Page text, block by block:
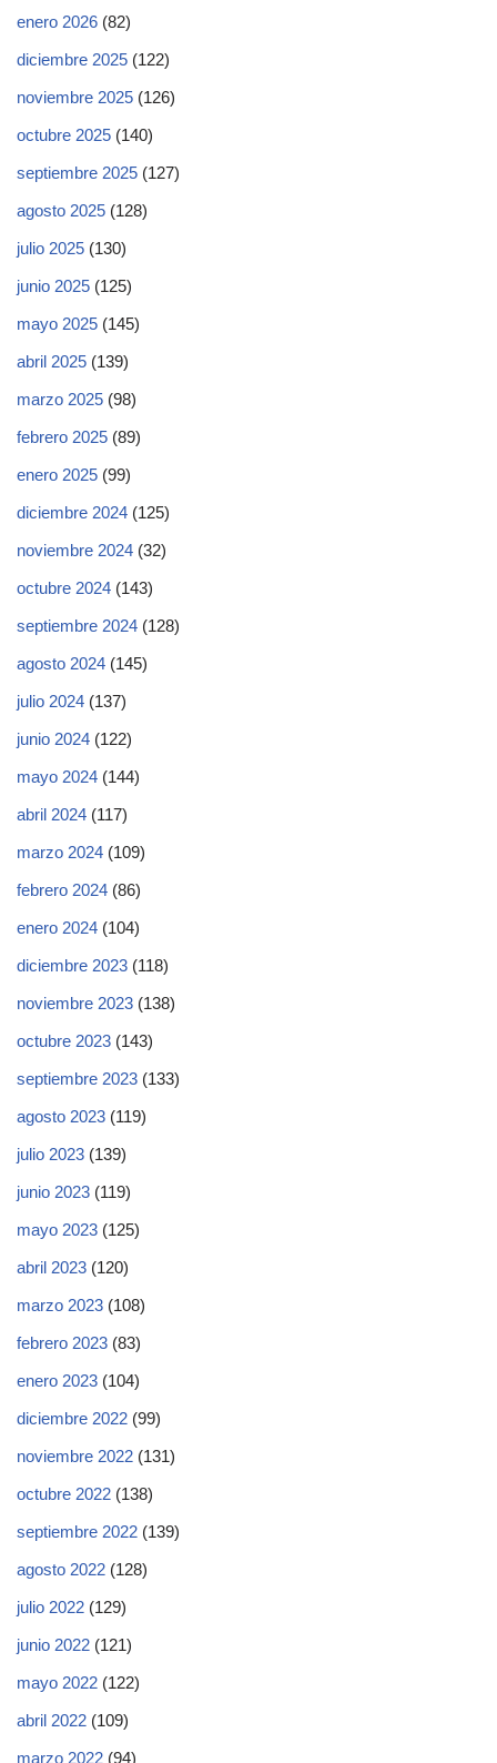
enero 2026 (82)
diciembre 2025 (122)
noviembre 2025 (126)
octubre 2025 (140)
septiembre 2025 (127)
agosto 2025 (128)
julio 2025 (130)
junio 2025 (125)
mayo 2025 (145)
abril 2025 (139)
marzo 2025 (98)
febrero 2025 (89)
enero 2025 (99)
diciembre 2024 (125)
noviembre 2024 (32)
octubre 2024 (143)
septiembre 2024 (128)
agosto 2024 (145)
julio 2024 (137)
junio 2024 (122)
mayo 2024 (144)
abril 2024 (117)
marzo 2024 (109)
febrero 2024 (86)
enero 2024 (104)
diciembre 2023 (118)
noviembre 2023 (138)
octubre 2023 (143)
septiembre 2023 (133)
agosto 2023 (119)
julio 2023 (139)
junio 2023 (119)
mayo 2023 (125)
abril 2023 (120)
marzo 2023 (108)
febrero 2023 (83)
enero 2023 (104)
diciembre 2022 (99)
noviembre 2022 (131)
octubre 2022 (138)
septiembre 2022 (139)
agosto 2022 (128)
julio 2022 (129)
junio 2022 (121)
mayo 2022 (122)
abril 2022 (109)
marzo 2022 (94)